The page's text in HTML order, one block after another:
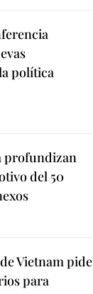
política
profundizan
del 50
Vietnam pide
para